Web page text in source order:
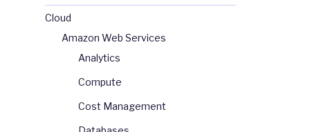
Cloud
Amazon Web Services
Analytics
Compute
Cost Management